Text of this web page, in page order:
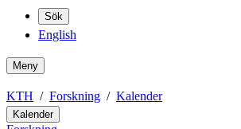
Sök
English
Meny
KTH Forskning Kalender
Kalender